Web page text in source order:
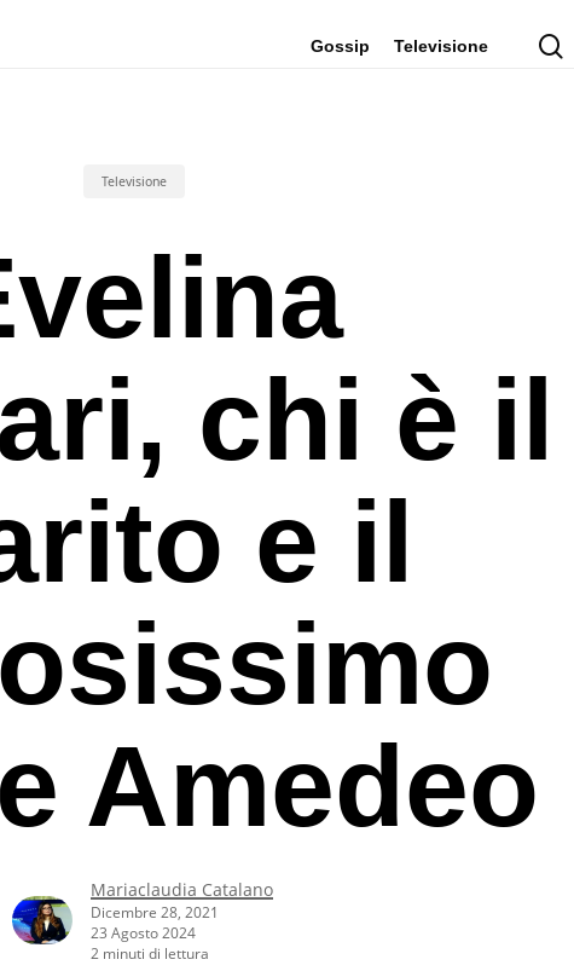
Gossip Televisione
Televisione
chi è il
e il
Amedeo
Mariaclaudia Catalano
Dicembre 28, 2021
23 Agosto 2024
2 minuti di lettura